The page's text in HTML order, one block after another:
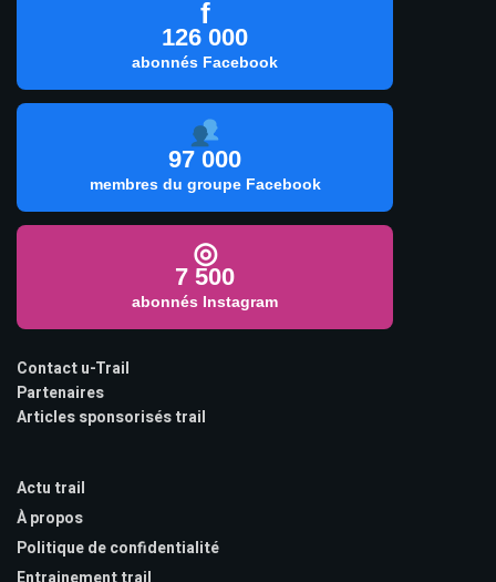
f
126 000
abonnés Facebook
97 000
membres du groupe Facebook
◎
7 500
abonnés Instagram
Contact u-Trail
Partenaires
Articles sponsorisés trail
Actu trail
À propos
Politique de confidentialité